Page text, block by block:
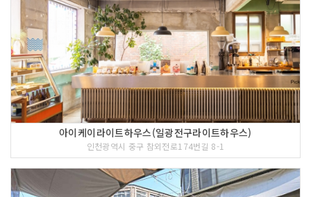
아이케이라이트하우스(일광전구라이트하우스)
인천광역시 중구 참외전로174번길 8-1